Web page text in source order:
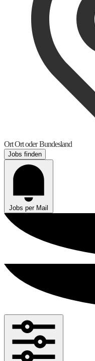
OrtOrt oder Bundesland
Jobs finden
Jobs per Mail